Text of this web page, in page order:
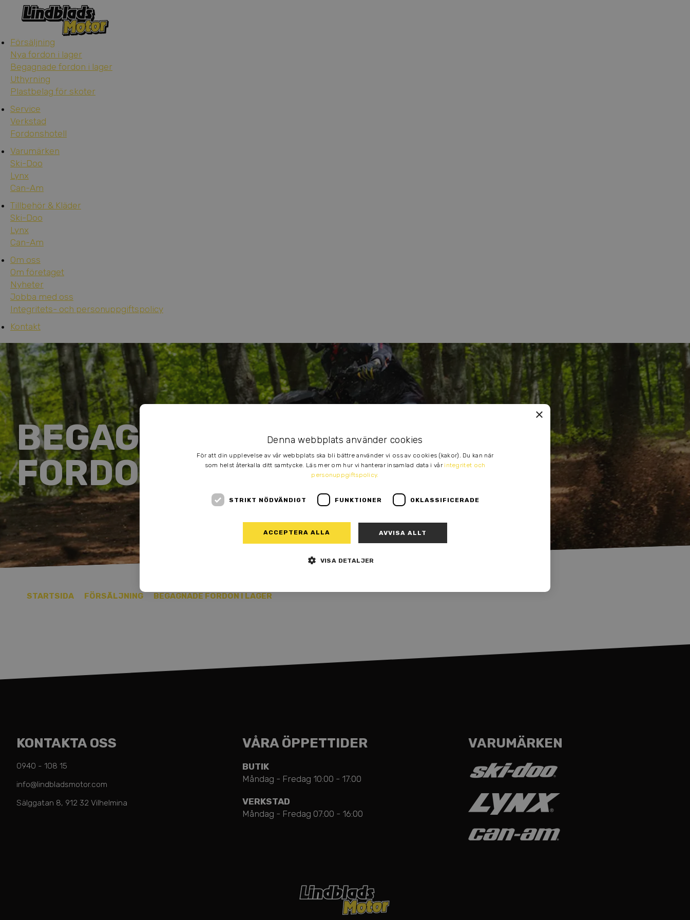
Försäljning
Nya fordon i lager
Begagnade fordon i lager
Uthyrning
Plastbelag för skoter
Service
Verkstad
Fordonshotell
Varumärken
Ski-Doo
Lynx
Can-Am
Tillbehör & Kläder
Ski-Doo
Lynx
Can-Am
Om oss
Om företaget
Nyheter
Jobba med oss
Integritets- och personuppgiftspolicy
Kontakt
BEGAGNADE
FORDON I LAGER
STARTSIDA FÖRSÄLJNING BEGAGNADE FORDON I LAGER
KONTAKTA OSS
0940 - 108 15
info@lindbladsmotor.com
Sälggatan 8, 912 32 Vilhelmina
VÅRA ÖPPETTIDER
BUTIK
Måndag - Fredag 10:00 - 17:00
VERKSTAD
Måndag - Fredag 07:00 - 16:00
VARUMÄRKEN
×
Denna webbplats använder cookies
För att din upplevelse av vår webbplats ska bli bättre använder vi oss av cookies (kakor). Du kan när
som helst återkalla ditt samtycke. Läs mer om hur vi hanterar insamlad data i vår integritet och
personuppgiftspolicy.
STRIKT NÖDVÄNDIGT FUNKTIONER OKLASSIFICERADE
ACCEPTERA ALLA AVVISA ALLT
VISA DETALJER